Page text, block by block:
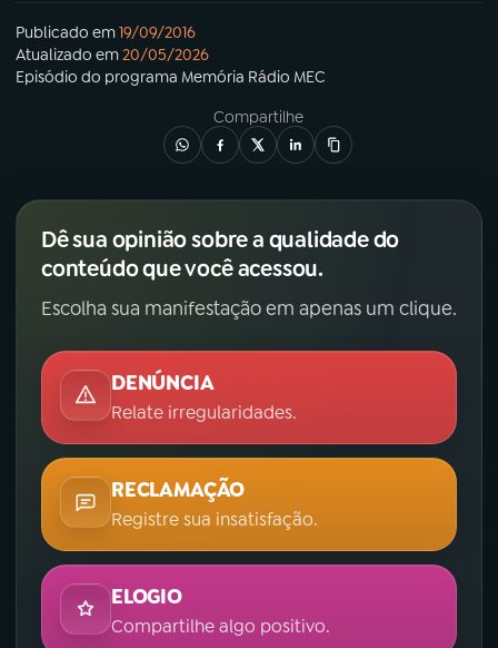
Publicado em19/09/2016
Atualizado em20/05/2026
Episódio do programa Memória Rádio MEC
Compartilhe
Dê sua opinião sobre a qualidade do
conteúdo que você acessou.
Escolha sua manifestação em apenas um clique.
DENÚNCIA
Relate irregularidades.
RECLAMAÇÃO
Registre sua insatisfação.
ELOGIO
Compartilhe algo positivo.